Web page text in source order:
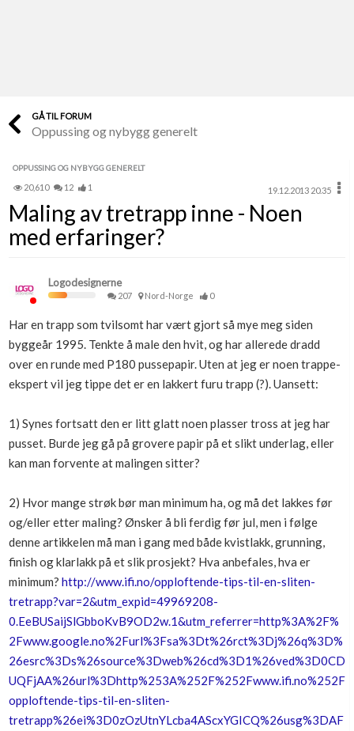
Finn håndverkere
Papirer som mangler
Skaff dokumentasjon som mangler
Se din bolig? Klikk her
Boligmappa+
Få mer ut av Boligmappa
Nytt
GÅ TIL FORUM
Oppussing og nybygg generelt
OPPUSSING OG NYBYGG GENERELT
20,610 12 1 19.12.2013 20.35
Maling av tretrapp inne - Noen
med erfaringer?
Logodesignerne
207 Nord-Norge 0
Har en trapp som tvilsomt har vært gjort så mye meg siden
byggeår 1995. Tenkte å male den hvit, og har allerede dradd
over en runde med P180 pussepapir. Uten at jeg er noen trappe-
ekspert vil jeg tippe det er en lakkert furu trapp (?). Uansett:
1) Synes fortsatt den er litt glatt noen plasser tross at jeg har
pusset. Burde jeg gå på grovere papir på et slikt underlag, eller
kan man forvente at malingen sitter?
2) Hvor mange strøk bør man minimum ha, og må det lakkes før
og/eller etter maling? Ønsker å bli ferdig før jul, men i følge
denne artikkelen må man i gang med både kvistlakk, grunning,
finish og klarlakk på et slik prosjekt? Hva anbefales, hva er
minimum? http://www.ifi.no/opploftende-tips-til-en-sliten-
tretrapp?var=2&utm_expid=49969208-
0.EeBUSaijSlGbboKvB9OD2w.1&utm_referrer=http%3A%2F%
2Fwww.google.no%2Furl%3Fsa%3Dt%26rct%3Dj%26q%3D%
26esrc%3Ds%26source%3Dweb%26cd%3D1%26ved%3D0CD
UQFjAA%26url%3Dhttp%253A%252F%252Fwww.ifi.no%252F
opploftende-tips-til-en-sliten-
tretrapp%26ei%3D0zOzUtnYLcba4AScxYGICQ%26usg%3DAF